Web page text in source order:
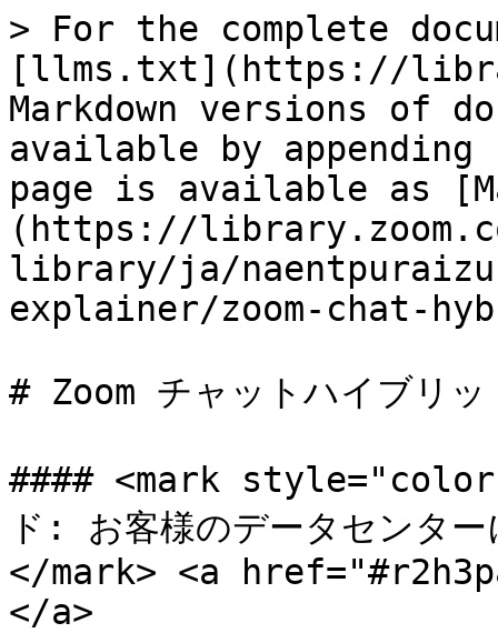
> For the complete
[llms.txt](https://
Markdown versions of
available by
page is available as
(https://
library/ja/
explainer/zoom-chat-
# Zoom チャットハイブリッ
#### <mark style="color:
ド: お客様のデータセンタ
</mark> <a
</a>